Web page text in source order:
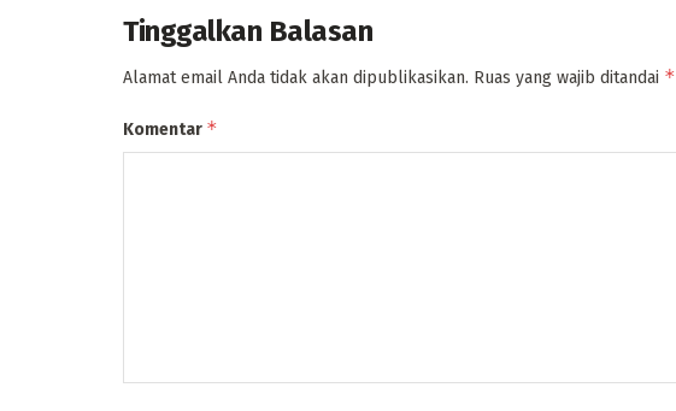
Tinggalkan Balasan
Alamat email Anda tidak akan dipublikasikan. Ruas yang wajib ditandai *
Komentar *